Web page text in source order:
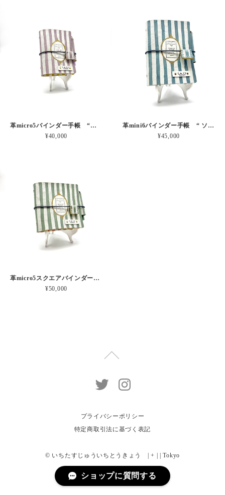
革micro5バインダー手帳 “ブルーベリー・レモンシェイク 昼下がりのお茶会” 本革
¥40,000
革mini6バインダー手帳 “ ソーダ・セサミシェイク 昼下がりのお茶会” 本革
¥45,000
革micro5スクエアバインダー手帳 “ メロン・イチゴシェイク 昼下がりのお茶会” 本革
¥50,000
プライバシーポリシー
特定商取引法に基づく表記
© いちたすじゅういちとうきょう | + | | Tokyo
ショップに質問する